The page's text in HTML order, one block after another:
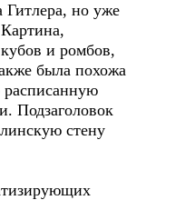
Гитлера, но уже
и ромбов,
была похожа
расписанную
Подзаголовок
стену